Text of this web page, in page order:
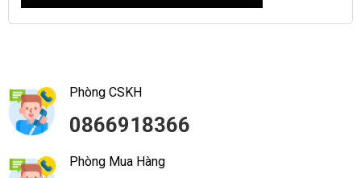
Phòng CSKH
0866918366
Phòng Mua Hàng